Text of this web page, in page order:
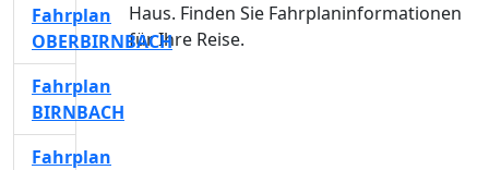
Haus. Finden Sie Fahrplaninformationen
für Ihre Reise.
Fahrplan
OBERBIRNBACH
Fahrplan
BIRNBACH
Fahrplan